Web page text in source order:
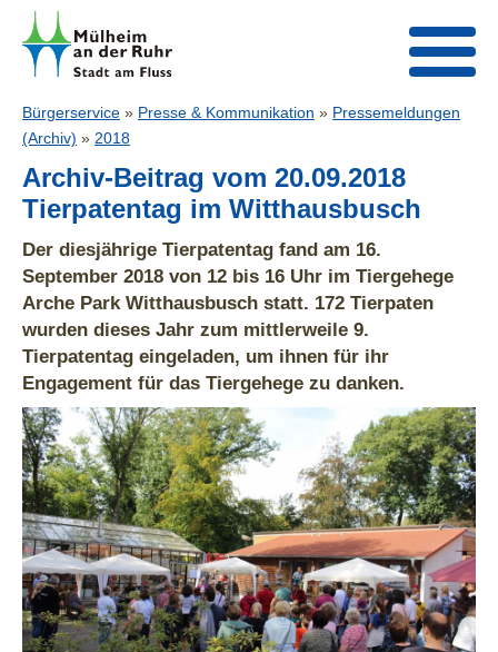
Bürgerservice » Presse & Kommunikation » Pressemeldungen
(Archiv) » 2018
Archiv-Beitrag vom 20.09.2018
Tierpatentag im Witthausbusch
Der diesjährige Tierpatentag fand am 16.
September 2018 von 12 bis 16 Uhr im Tiergehege
Arche Park Witthausbusch statt. 172 Tierpaten
wurden dieses Jahr zum mittlerweile 9.
Tierpatentag eingeladen, um ihnen für ihr
Engagement für das Tiergehege zu danken.